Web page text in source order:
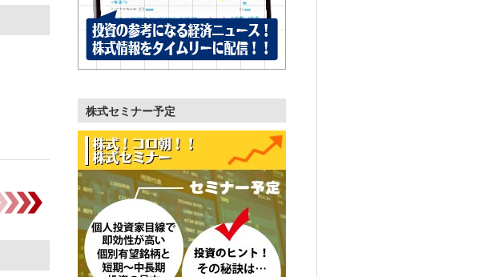
株式セミナー予定